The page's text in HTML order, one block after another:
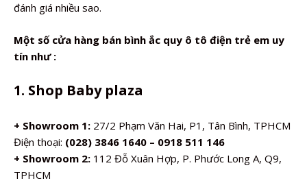
đánh giá nhiều sao.
Một số cửa hàng bán bình ắc quy ô tô điện trẻ em uy
tín như :
1. Shop Baby plaza
+ Showroom 1: 27/2 Phạm Văn Hai, P1, Tân Bình, TPHCM
Điện thoại: (028) 3846 1640 – 0918 511 146
+ Showroom 2: 112 Đỗ Xuân Hợp, P. Phước Long A, Q9,
TPHCM